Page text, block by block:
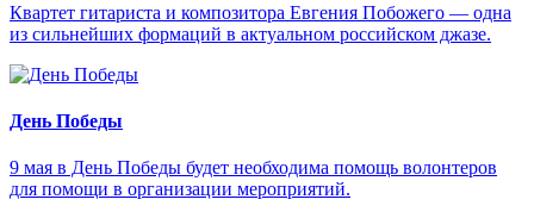
Квартет гитариста и композитора Евгения Побожего — одна
из сильнейших формаций в актуальном российском джазе.
День Победы
9 мая в День Победы будет необходима помощь волонтеров
для помощи в организации мероприятий.